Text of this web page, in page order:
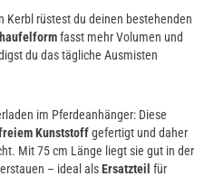
Kerbl rüstest du deinen bestehenden
fasst mehr Volumen und
du das tägliche Ausmisten
im Pferdeanhänger: Diese
Kunststoffgefertigt und daher
Mit 75 cm Länge liegt sie gut in der
– ideal alsErsatzteil für